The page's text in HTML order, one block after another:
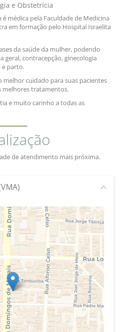
e Obstetrícia
médica pela Faculdade de Medicina
em formação pelo Hospital Israelita
da saúde da mulher, podendo
geral, contracepção, ginecologia
e parto.
cuidado para suas pacientes
melhores tratamentos.
e muito carinho a todas as
de atendimento mais próxima.